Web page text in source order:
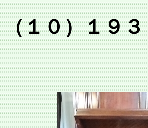
（１０）１９